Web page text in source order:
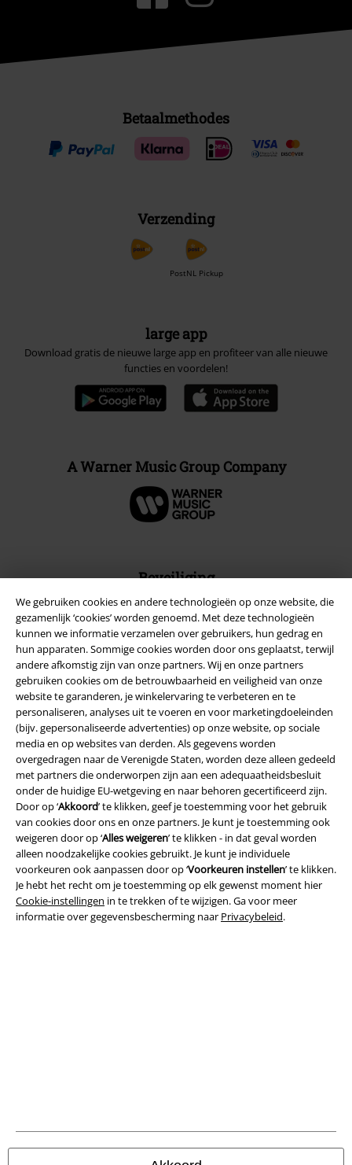
We gebruiken cookies en andere technologieën op onze website, die
gezamenlijk ‘cookies’ worden genoemd. Met deze technologieën
kunnen we informatie verzamelen over gebruikers, hun gedrag en
hun apparaten. Sommige cookies worden door ons geplaatst, terwijl
andere afkomstig zijn van onze partners. Wij en onze partners
gebruiken cookies om de betrouwbaarheid en veiligheid van onze
website te garanderen, je winkelervaring te verbeteren en te
personaliseren, analyses uit te voeren en voor marketingdoeleinden
(bijv. gepersonaliseerde advertenties) op onze website, op sociale
media en op websites van derden. Als gegevens worden
overgedragen naar de Verenigde Staten, worden deze alleen gedeeld
met partners die onderworpen zijn aan een adequaatheidsbesluit
onder de huidige EU-wetgeving en naar behoren gecertificeerd zijn.
Door op ‘Akkoord’ te klikken, geef je toestemming voor het gebruik
van cookies door ons en onze partners. Je kunt je toestemming ook
weigeren door op ‘Alles weigeren’ te klikken - in dat geval worden
alleen noodzakelijke cookies gebruikt. Je kunt je individuele
voorkeuren ook aanpassen door op ‘Voorkeuren instellen’ te klikken.
Je hebt het recht om je toestemming op elk gewenst moment hier
Cookie-instellingen in te trekken of te wijzigen. Ga voor meer
informatie over gegevensbescherming naar Privacybeleid.
Betaalmethodes
Verzending
PostNL Pickup
large app
Download gratis de nieuwe large app en profiteer van alle nieuwe
functies en voordelen!
A Warner Music Group Company
Beveiliging
Legal
Algemene Voorwaarden
Bedrijfsgegevens
Privacyverklaring